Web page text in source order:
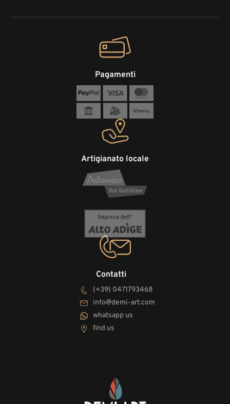
Contatti
(+39) 0471793468
info@demi-art.com
whatsapp us
find us
Artigianato locale
Pagamenti